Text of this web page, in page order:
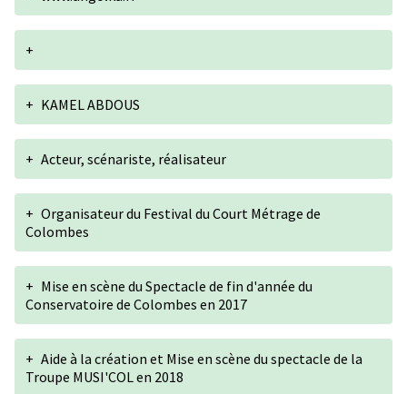
+
+ KAMEL ABDOUS
+ Acteur, scénariste, réalisateur
+ Organisateur du Festival du Court Métrage de
Colombes
+ Mise en scène du Spectacle de fin d'année du
Conservatoire de Colombes en 2017
+ Aide à la création et Mise en scène du spectacle de la
Troupe MUSI'COL en 2018